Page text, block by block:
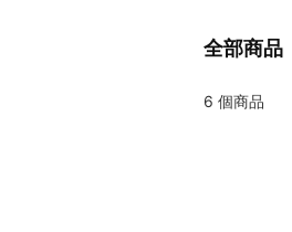
全部商品
6 個商品